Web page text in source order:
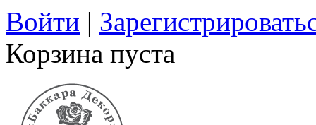
Войти |
Корзина пуста